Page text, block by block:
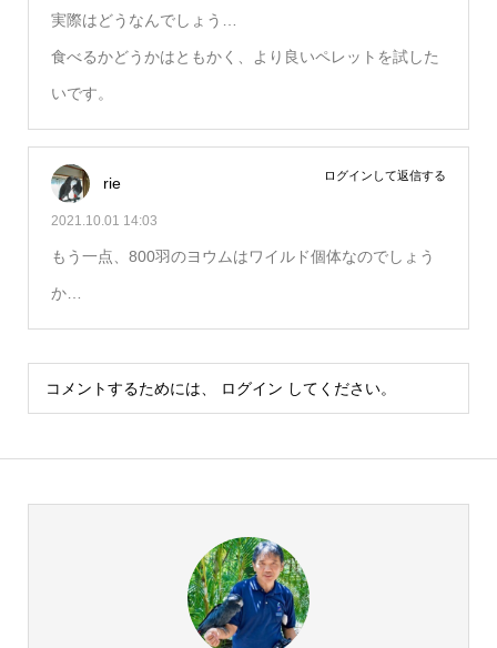
実際はどうなんでしょう…
食べるかどうかはともかく、より良いペレットを試した
いです。
rie
2021.10.01 14:03
ログインして返信する
もう一点、800羽のヨウムはワイルド個体なのでしょう
か…
コメントするためには、 ログイン してください。